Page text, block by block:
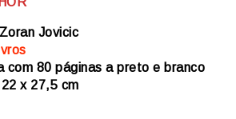
Jovicic
com 80 páginas a preto e branco
x 27,5 cm